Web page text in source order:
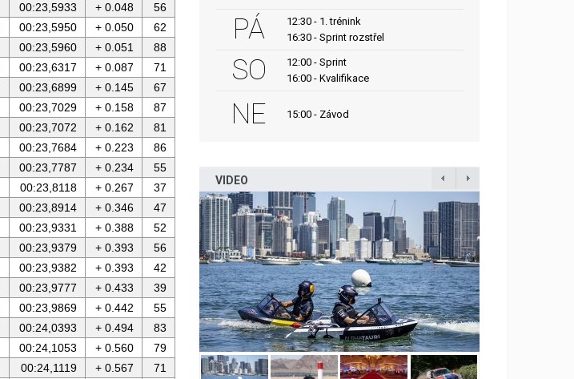
00:23,5933 + 0.048
56
00:23,5950 + 0.050
62
00:23,5960 + 0.051
88
00:23,6317 + 0.087
71
00:23,6899 + 0.145
67
00:23,7029 + 0.158
87
00:23,7072 + 0.162
81
00:23,7684 + 0.223
86
00:23,7787 + 0.234
55
00:23,8118 + 0.267
37
00:23,8914 + 0.346
47
00:23,9331 + 0.388
52
00:23,9379 + 0.393
56
00:23,9382 + 0.393
42
00:23,9777 + 0.433
39
00:23,9869 + 0.442
55
00:24,0393 + 0.494
83
00:24,1053 + 0.560
79
00:24,1119 + 0.567
71
PÁ
12:30 - 1. trénink
16:30 - Sprint rozstřel
SO
12:00 - Sprint
16:00 - Kvalifikace
NE 15:00 - Závod
VIDEO